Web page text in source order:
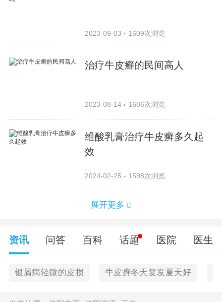
2023-09-03 1609次浏览
治疗牛皮癣的民间高人
2023-08-14 1606次浏览
维酸乳膏治疗牛皮癣多久起
效
2024-02-25 1598次浏览
展开更多
资讯 问答 百科 话题 医院 医生
银屑病轻微的皮损 牛皮癣冬天复发夏天好